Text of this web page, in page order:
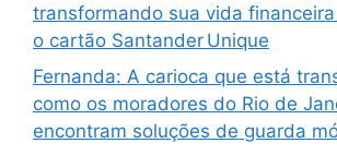
transformando sua vida
o cartão Santander Unique
Fernanda: A carioca que está
como os moradores do Rio de
encontram soluções de guarda